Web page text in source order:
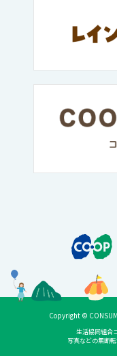
Copyright ©
生活協同組合
写真などの無断